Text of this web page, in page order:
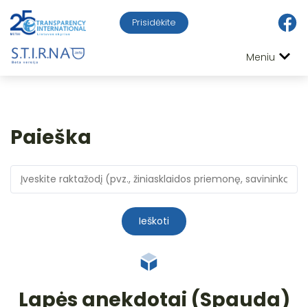
Prisidėkite
Meniu
Paieška
Ieškoti
Lapės anekdotai (Spauda)